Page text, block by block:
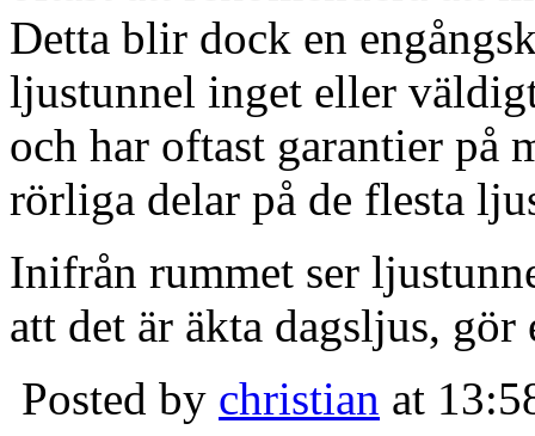
Detta blir dock en
ljustunnel inget eller
och har oftast garantier på
rörliga delar på de flesta
Inifrån rummet ser
att det är äkta dagsljus,
Posted by christian at